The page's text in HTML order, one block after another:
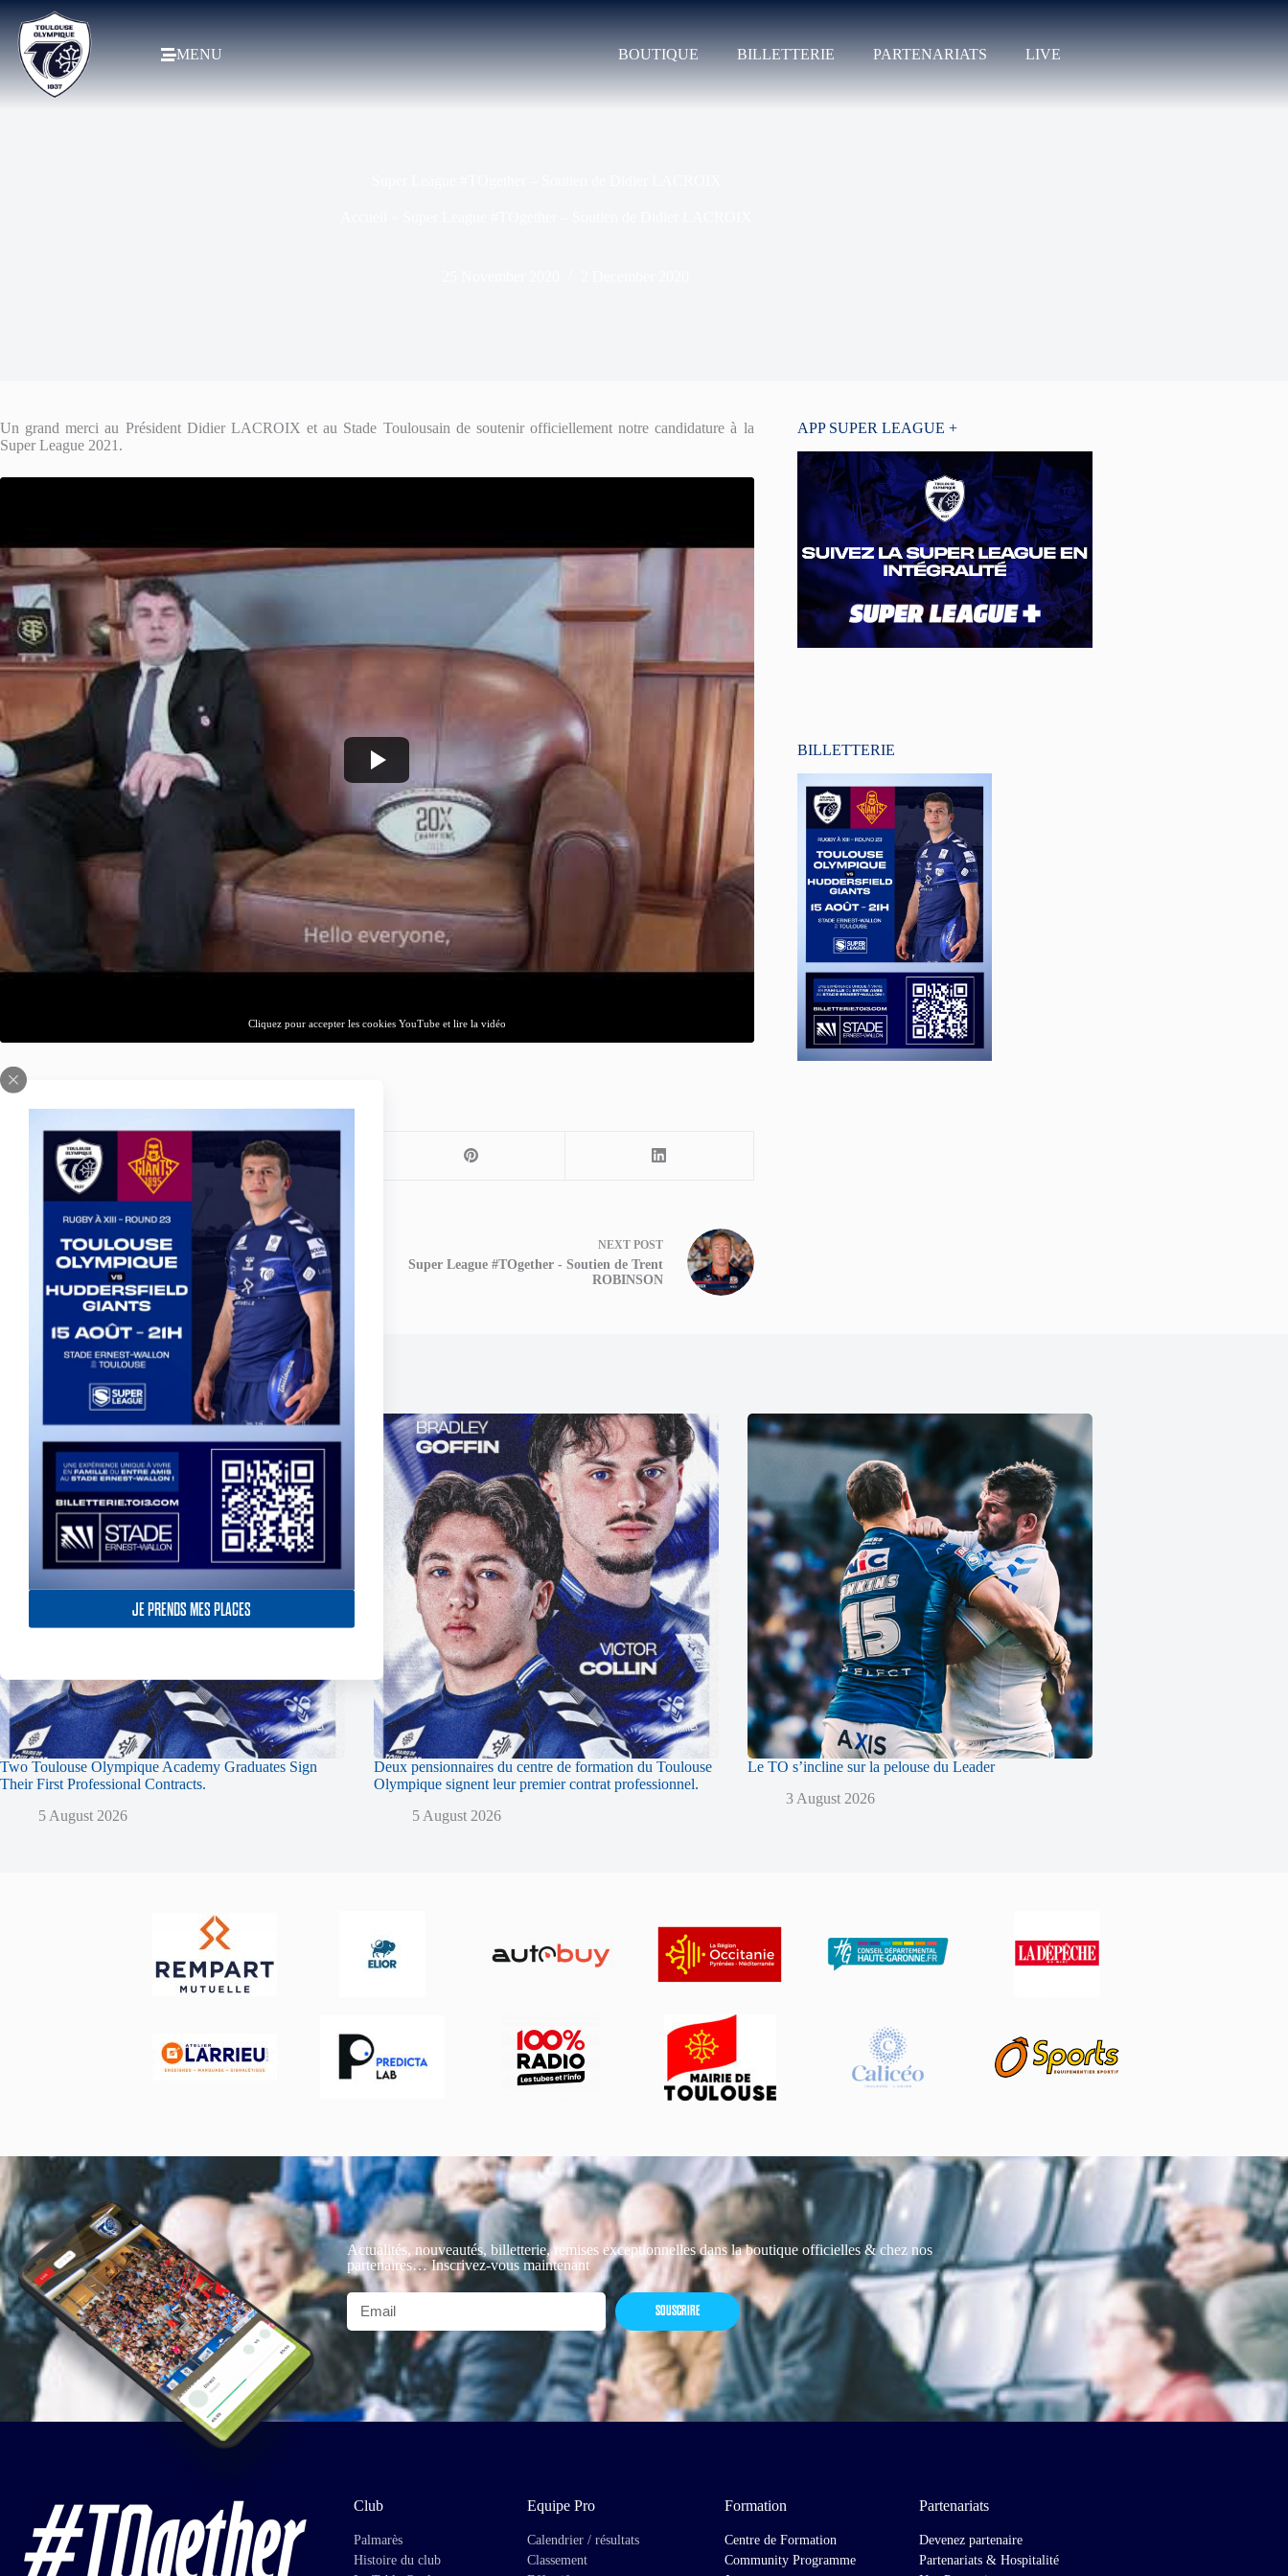
JE PRENDS MES PLACES
MENU BOUTIQUE BILLETTERIE PARTENARIATS LIVE
Un grand merci au Président Didier LACROIX et au Stade Toulousain de soutenir officiellement notre candidature à la
Super League 2021.
Cliquez pour accepter les cookies YouTube et lire la vidéo
PREVIOUSPOST
Super League #TOgether – Soutien de
Carlos ZALDUENDO
NEXT POST
Super League #TOgether - Soutien de Trent
ROBINSON
APP SUPER LEAGUE +
BILLETTERIE
Two Toulouse Olympique Academy Graduates Sign
Their First Professional Contracts.
5 August 2026
Deux pensionnaires du centre de formation du Toulouse
Olympique signent leur premier contrat professionnel.
5 August 2026
Le TO s’incline sur la pelouse du Leader
3 August 2026
Actualités, nouveautés, billetterie, remises exceptionnelles dans la boutique officielles & chez nos
partenaires… Inscrivez-vous maintenant
SOUSCRIRE
Club
Palmarès
Histoire du club
Equipe Pro
Calendrier / résultats
Classement
Formation
Centre de Formation
Community Programme
Partenariats
Devenez partenaire
Partenariats & Hospitalité